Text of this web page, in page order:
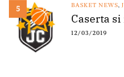
5 BASKET NEWS,
Caserta si
12/03/2019